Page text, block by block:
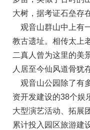
大树，据考证石垒存
观音山群山中上有
教古遗址。相传太上
二真人曾为这里的美
人居至今仙风道骨犹
观音山公园除了有
资开发建设的38个娱
大型演艺活动、拓展
累计投入园区旅游建